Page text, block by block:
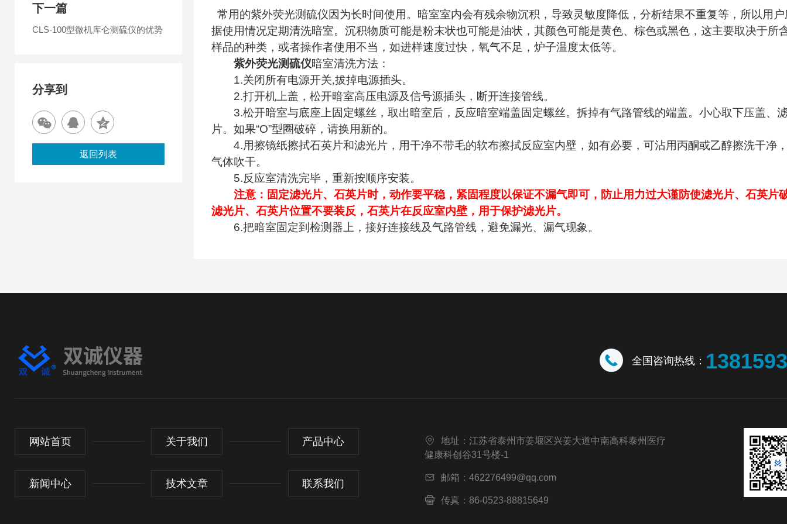
常用的紫外荧光测硫仪因为长时间使用。暗室室内会有残余物沉积，导致灵敏度降低，分析结果不重复等，所以用
据使用情况定期清洗暗室。沉积物质可能是粉末状也可能是油状，其颜色可能是黄色、棕色或黑色，这主要取决于所
样品的种类，或者操作者使用不当，如进样速度过快，氧气不足，炉子温度太低等。
紫外荧光测硫仪暗室清洗方法：
1.关闭所有电源开关,拔掉电源插头。
2.打开机上盖，松开暗室高压电源及信号源插头，断开连接管线。
3.松开暗室与底座上固定螺丝，取出暗室后，反应暗室端盖固定螺丝。拆掉有气路管线的端盖。小心取下压盖、
片。如果“O”型圈破碎，请换用新的。
4.用擦镜纸擦拭石英片和滤光片，用干净不带毛的软布擦拭反应室内壁，如有必要，可沾用丙酮或乙醇擦洗干净
气体吹干。
5.反应室清洗完毕，重新按顺序安装。
注意：固定滤光片、石英片时，动作要平稳，紧固程度以保证不漏气即可，防止用力过大谨防使滤光片、石英片
滤光片、石英片位置不要装反，石英片在反应室内壁，用于保护滤光片。
6.把暗室固定到检测器上，接好连接线及气路管线，避免漏光、漏气现象。
下一篇
CLS-100型微机库仑测硫仪的优势
分享到
返回列表
全国咨询热线：
网站首页 关于我们 产品中心
新闻中心 技术文章 联系我们
地址：江苏省泰州市姜堰区兴姜大道中南高科泰州医疗
健康科创谷31号楼-1
邮箱：462276499@qq.com
传真：86-0523-88815649